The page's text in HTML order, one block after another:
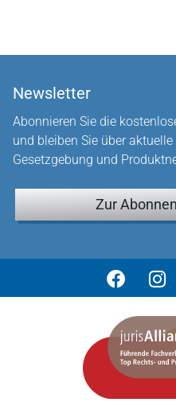
Newsletter
Abonnieren Sie die
und bleiben Sie über
Gesetzgebung und
Zur